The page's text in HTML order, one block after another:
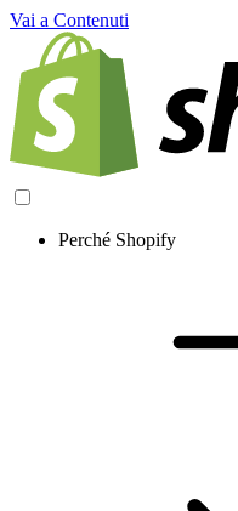
Vai a Contenuti
Perché Shopify